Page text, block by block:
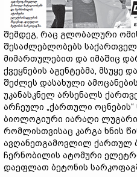
შემდეგ, რაც გლობალური
შესაძლებლობებს
მიმართულებით და იმაშიც
ქვეყნების აგენტებმა, მსუყე
შეძლეს დასახული
უკანასკნელ არსენალს
არჩეული „ქართული
ბიოლოგიური იარაღი
რომლისთვისაც კარგა ხნის
ავღანეთგამოვლილ ქართულ
ჩერნობილის ატომური
დაეფლათ ბეტონის